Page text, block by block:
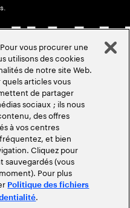
vous procurer une
utilisons des cookies
de notre site Web.
quels articles vous
de partager
sociaux ; ils nous
des offres
à vos centres
et bien
Cliquez pour
sauvegardés (vous
Pour plus
Politique des fichiers
.